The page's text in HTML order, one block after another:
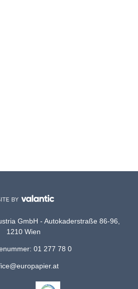
GmbH - Autokaderstraße 86-96,
1210 Wien
01 277 78 0